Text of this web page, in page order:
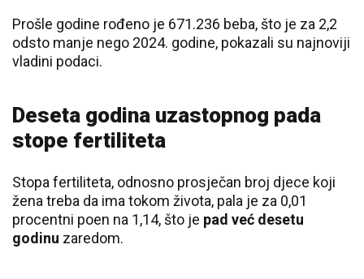
Prošle godine rođeno je 671.236 beba, što je za 2,2
odsto manje nego 2024. godine, pokazali su najnoviji
vladini podaci.
Deseta godina uzastopnog pada
stope fertiliteta
Stopa fertiliteta, odnosno prosječan broj djece koji
žena treba da ima tokom života, pala je za 0,01
procentni poen na 1,14, što je pad već desetu
godinu zaredom.